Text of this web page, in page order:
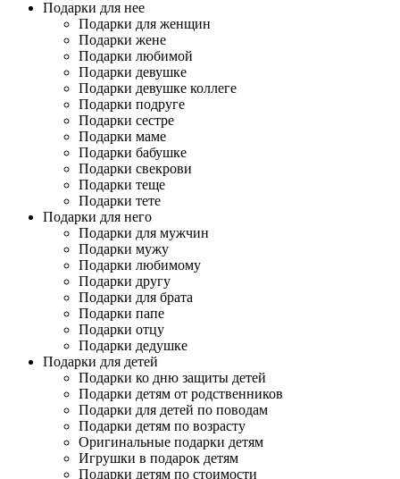
Подарки для нее
Подарки для женщин
Подарки жене
Подарки любимой
Подарки девушке
Подарки девушке коллеге
Подарки подруге
Подарки сестре
Подарки маме
Подарки бабушке
Подарки свекрови
Подарки теще
Подарки тете
Подарки для него
Подарки для мужчин
Подарки мужу
Подарки любимому
Подарки другу
Подарки для брата
Подарки папе
Подарки отцу
Подарки дедушке
Подарки для детей
Подарки ко дню защиты детей
Подарки детям от родственников
Подарки для детей по поводам
Подарки детям по возрасту
Оригинальные подарки детям
Игрушки в подарок детям
Подарки детям по стоимости